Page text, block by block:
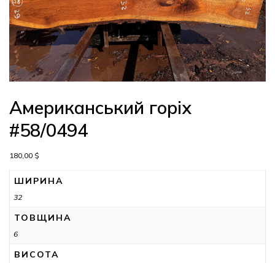
Американський горіх
#58/0494
180,00 $
ШИРИНА
32
ТОВЩИНА
6
ВИСОТА